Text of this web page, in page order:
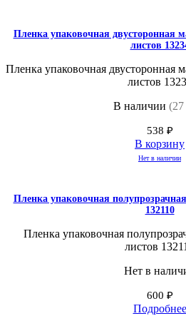
Пленка упаковочная двусторонная
листов
Пленка упаковочная двусторонная
листов
В наличии
538 ₽
В корзину
Нет в наличии
Пленка упаковочная
132110
Пленка упаковочная
листов
Нет в
600 ₽
Подробнее